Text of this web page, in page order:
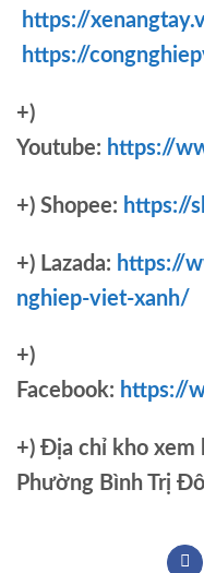
https://
https://
+)
Youtube: https://
+) Shopee: https://
+) Lazada: https://
nghiep-viet-xanh/
+)
Facebook: https://
+) Địa chỉ kho xem
Phường Bình Trị